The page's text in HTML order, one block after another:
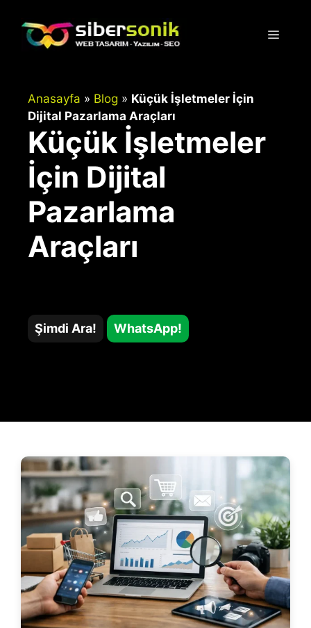
Menü
Anasayfa » Blog » Küçük İşletmeler İçin
Dijital Pazarlama Araçları
Küçük İşletmeler
İçin Dijital
Pazarlama
Araçları
Şimdi Ara! WhatsApp!